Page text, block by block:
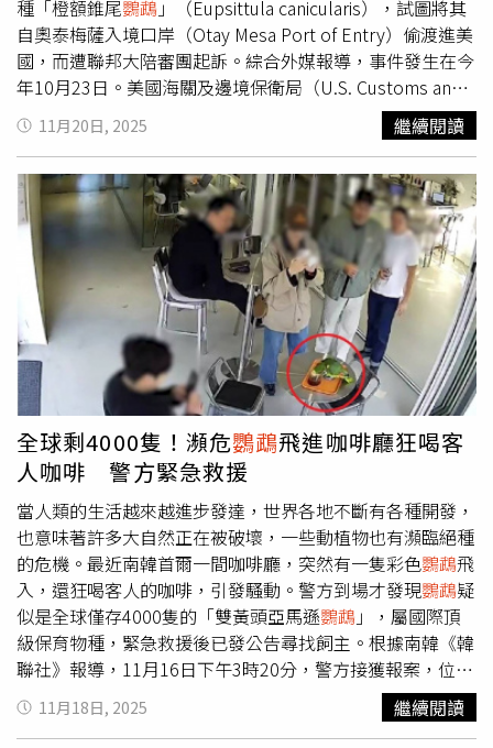
種「橙額錐尾鸚鵡 」（Eupsittula canicularis），試圖將其
自奧泰梅薩入境口岸（Otay Mesa Port of Entry）偷渡進美
國，而遭聯邦大陪審團起訴。綜合外媒報導，事件發生在今
年10月23日。美國海關及邊境保衛局（U.S. Customs and
Border Protection，CBP）1名官員在檢查時注意到馬丁內
斯的鼠蹊部出現異常隆起。儘管他多次聲稱那是他的
「pirrin」（西班牙語的「陰莖」），但海關後續在他的內
褲中發現2個棕色袋子，裡頭各裝著1隻「橙額錐尾鸚鵡」的
雛鳥。這些鳥類被發現時仍有生命跡象，但因為被施打鎮靜
劑而處於昏睡狀態。美國魚類及野生動物管理局（United
States Fish and Wildlife Service，FWS）人員到場後確認，
牠們是原生於墨西哥西部與哥斯大黎加、自2005年起就被
列為瀕危的物種。歷史最悠久的全球性非營利自然生態保護
機構「國際自然保護聯盟」（International Union for the
Conservation of Nature）亦將此物種視為極度瀕危。檢方
指出，若馬丁內斯成功偷渡，將直接繞過必要的檢疫程序，
使禽流感等高度傳染性且可能致命的疾病有機會流入美國境
內。2隻雛鳥事後已交由邊境獸醫單位照護，並送往美國農
業部動物進口中心隔離，目前狀況穩定。馬丁內斯事後則向
官員供稱，他之所以把鳥塞進褲子，是因為沒有合法入境文
件，原本計畫將牠們放在貨車的鞋盒裡。他過去曾被紀錄涉
及鳥類走私，此次又遭控「違法進口」，恐面臨最高20年監
禁與25萬美元的罰金，FWS目前已對案件展開調查。
11月20日, 2025 繼續閱讀
全球剩4000隻！瀕危鸚鵡飛進咖啡廳狂喝客
人咖啡 警方緊急救援
當人類的生活越來越進步發達，世界各地不斷有各種開發，
也意味著許多大自然正在被破壞，一些動植物也有瀕臨絕種
的危機。最近南韓首爾一間咖啡廳，突然有一隻彩色鸚鵡飛
入，還狂喝客人的咖啡，引發騷動。警方到場才發現鸚鵡疑
似是全球僅存4000隻的「雙黃頭亞馬遜鸚鵡 」，屬國際頂
級保育物種，緊急救援後已發公告尋找飼主。根據南韓《韓
聯社》報導，11月16日下午3時20分，警方接獲報案，位於
首爾永登浦的一家咖啡廳指出，有一隻不明來歷的鸚鵡飛進
店內偷喝客人飲料，因為
花色很漂亮，引發客人們圍觀
11月18日, 2025 繼續閱讀